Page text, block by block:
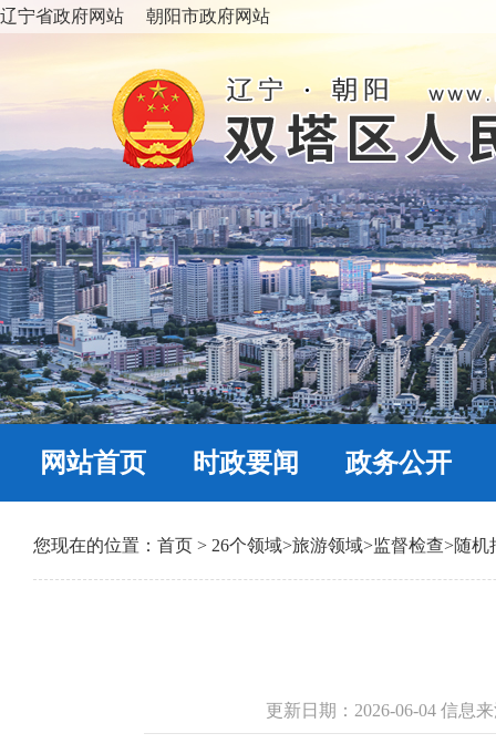
辽宁省政府网站 朝阳市政府网站
网站首页 时政要闻 政务公开
您现在的位置： 首页 > 26个领域>旅游领域>监督检查>随机
更新日期：2026-06-04 信息